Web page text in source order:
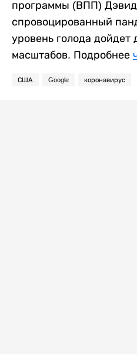
программы (ВПП) Дэвид
спровоцированный
уровень голода дойдет
масштабов. Подробнее
США Google коронавирус